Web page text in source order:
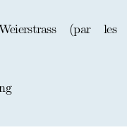
(par les